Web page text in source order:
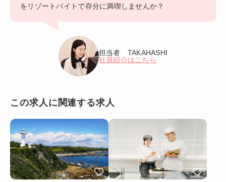
をリゾートバイトで存分に満喫しませんか？
担当者 TAKAHASHI
社員紹介はこちら
この求人に関連する求人